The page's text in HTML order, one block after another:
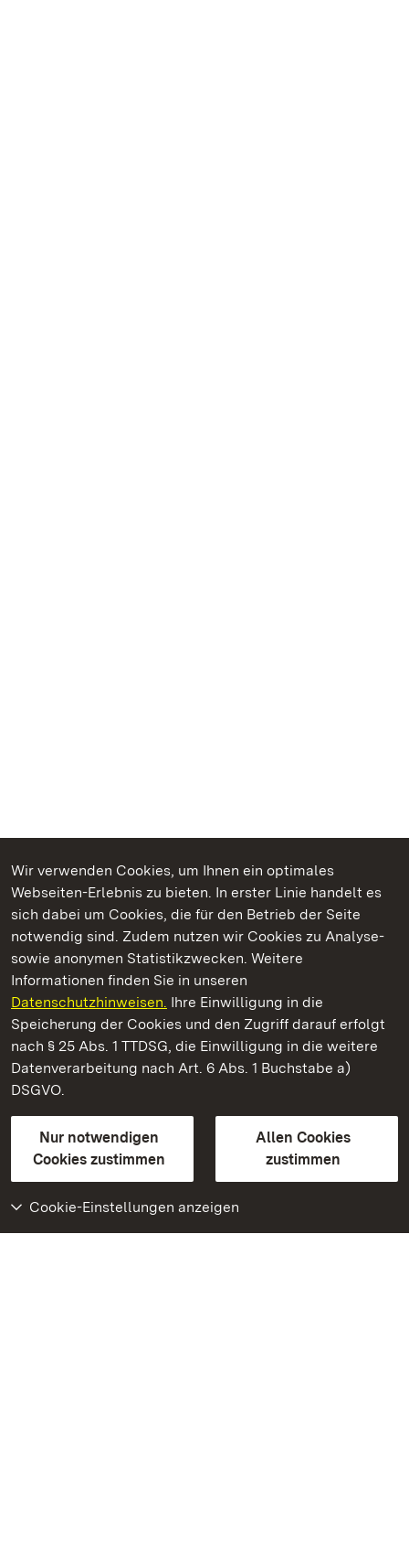
Wir verwenden Cookies, um Ihnen ein optimales
Webseiten-Erlebnis zu bieten. In erster Linie handelt es
sich dabei um Cookies, die für den Betrieb der Seite
notwendig sind. Zudem nutzen wir Cookies zu Analyse-
sowie anonymen Statistikzwecken. Weitere
Informationen finden Sie in unseren
Datenschutzhinweisen. Ihre Einwilligung in die
Speicherung der Cookies und den Zugriff darauf erfolgt
nach § 25 Abs. 1 TTDSG, die Einwilligung in die weitere
Datenverarbeitung nach Art. 6 Abs. 1 Buchstabe a)
DSGVO.
Nur notwendigen
Cookies zustimmen
Allen Cookies
zustimmen
Cookie-Einstellungen anzeigen
Kommen. Staunen. Genießen.
Römische Badruine Badenweiler
Staatliche Schlösser und Gärten Baden-Württemberg
Kontakt
GebärdenspracheLeichte Sprache
Erklärung zur Barrierefreiheit
BITV-konform (geprüfte Seiten)
Weiteres